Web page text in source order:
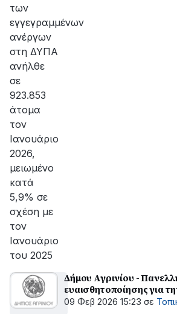
των
εγγεγραμμένων
ανέργων
στη ΔΥΠΑ
ανήλθε
σε
923.853
άτομα
τον
Ιανουάριο
2026,
μειωμένο
κατά
5,9% σε
σχέση με
τον
Ιανουάριο
του 2025
Δήμου Αγρινίου -
ευαισθητοποίησης για
09 Φεβ 2026 15:23 σε